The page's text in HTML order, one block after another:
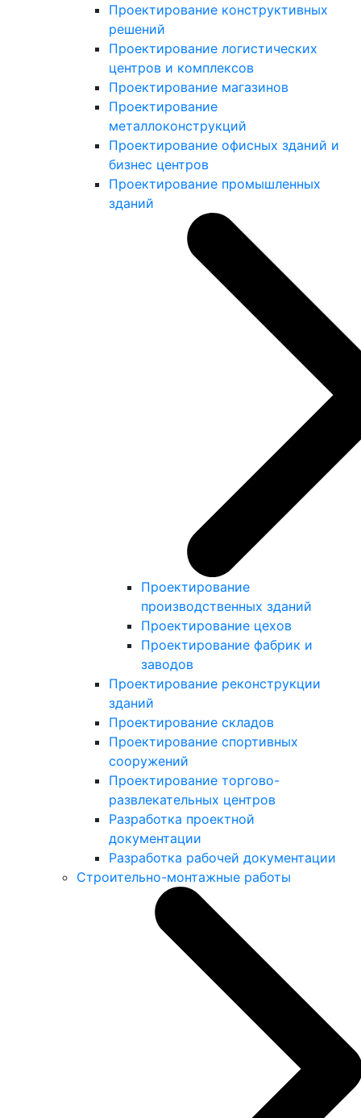
Проектирование конструктивных
решений
Проектирование логистических
центров и комплексов
Проектирование магазинов
Проектирование
металлоконструкций
Проектирование офисных зданий и
бизнес центров
Проектирование промышленных
зданий
Проектирование
производственных зданий
Проектирование цехов
Проектирование фабрик и
заводов
Проектирование реконструкции
зданий
Проектирование складов
Проектирование спортивных
сооружений
Проектирование торгово-
развлекательных центров
Разработка проектной
документации
Разработка рабочей документации
Строительно-монтажные работы